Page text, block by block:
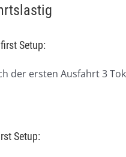
Setup:
der ersten Ausfahrt 3
Setup: